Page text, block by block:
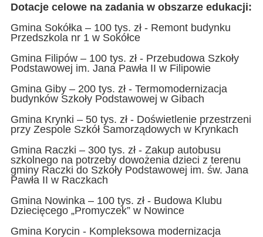
Dotacje celowe na zadania w obszarze edukacji:
Gmina Sokółka – 100 tys. zł - Remont budynku
Przedszkola nr 1 w Sokółce
Gmina Filipów – 100 tys. zł - Przebudowa Szkoły
Podstawowej im. Jana Pawła II w Filipowie
Gmina Giby – 200 tys. zł - Termomodernizacja
budynków Szkoły Podstawowej w Gibach
Gmina Krynki – 50 tys. zł - Doświetlenie przestrzeni
przy Zespole Szkół Samorządowych w Krynkach
Gmina Raczki – 300 tys. zł - Zakup autobusu
szkolnego na potrzeby dowożenia dzieci z terenu
gminy Raczki do Szkoły Podstawowej im. św. Jana
Pawła II w Raczkach
Gmina Nowinka – 100 tys. zł - Budowa Klubu
Dziecięcego „Promyczek” w Nowince
Gmina Korycin - Kompleksowa modernizacja